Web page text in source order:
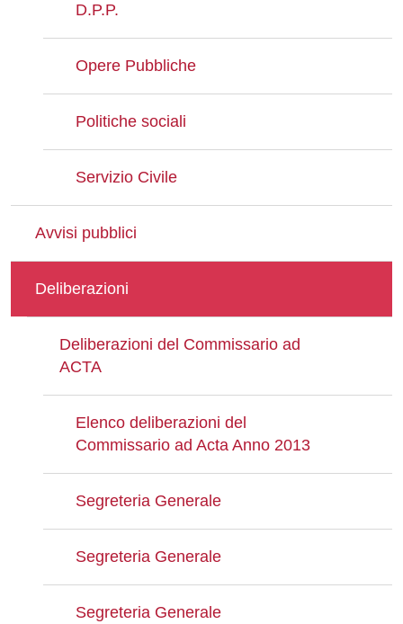
D.P.P.
Opere Pubbliche
Politiche sociali
Servizio Civile
Avvisi pubblici
Deliberazioni
Deliberazioni del Commissario ad
ACTA
Elenco deliberazioni del
Commissario ad Acta Anno 2013
Segreteria Generale
Segreteria Generale
Segreteria Generale